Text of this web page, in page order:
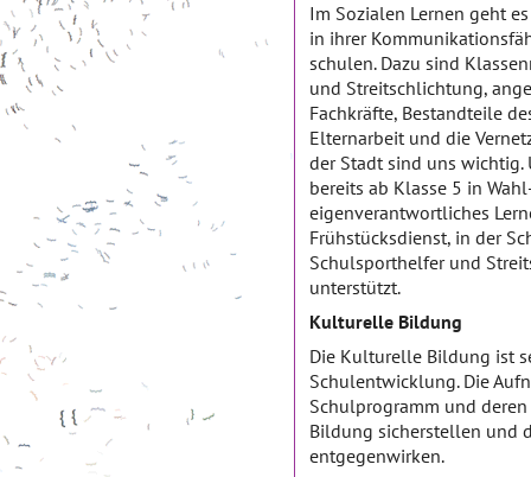
Im Sozialen Lernen geht
in ihrer
schulen. Dazu sind
und Streitschlichtung,
Fachkräfte, Bestandteile
Elternarbeit und die
der Stadt sind uns wichtig.
bereits ab Klasse 5 in
eigenverantwortliches
Frühstücksdienst, in der
Schulsporthelfer und
unterstützt.
Kulturelle Bildung
Die Kulturelle Bildung ist
Schulentwicklung. Die
Schulprogramm und
Bildung sicherstellen und
entgegenwirken.